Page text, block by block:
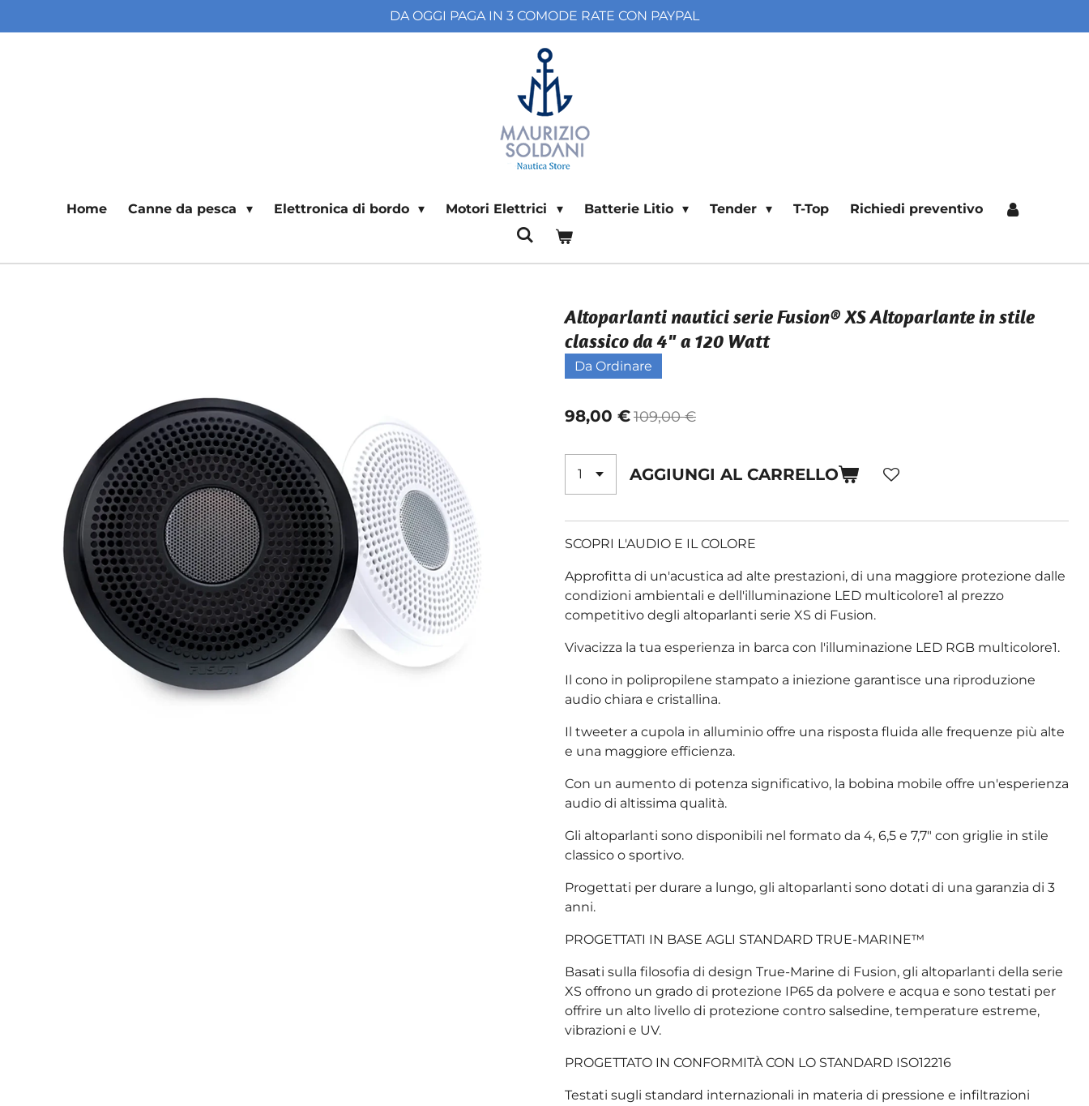
al
DA OGGI PAGA IN 3 COMODE RATE CON PAYPAL
Home Canne da pesca Elettronica di bordo Motori Elettrici Batterie Litio Tender T-Top Richiedi preventivo
Altoparlanti nautici serie Fusion® XS Altoparlante in stile
classico da 4" a 120 Watt
Da Ordinare
98,00 €109,00 €
AGGIUNGI AL CARRELLO
SCOPRI L'AUDIO E IL COLORE
Approfitta di un'acustica ad alte prestazioni, di una maggiore protezione dalle
condizioni ambientali e dell'illuminazione LED multicolore1 al prezzo
competitivo degli altoparlanti serie XS di Fusion.
Vivacizza la tua esperienza in barca con l'illuminazione LED RGB multicolore1.
Il cono in polipropilene stampato a iniezione garantisce una riproduzione
audio chiara e cristallina.
Il tweeter a cupola in alluminio offre una risposta fluida alle frequenze più alte
e una maggiore efficienza.
Con un aumento di potenza significativo, la bobina mobile offre un'esperienza
audio di altissima qualità.
Gli altoparlanti sono disponibili nel formato da 4, 6,5 e 7,7″ con griglie in stile
classico o sportivo.
Progettati per durare a lungo, gli altoparlanti sono dotati di una garanzia di 3
anni.
PROGETTATI IN BASE AGLI STANDARD TRUE-MARINE™
Basati sulla filosofia di design True-Marine di Fusion, gli altoparlanti della serie
XS offrono un grado di protezione IP65 da polvere e acqua e sono testati per
offrire un alto livello di protezione contro salsedine, temperature estreme,
vibrazioni e UV.
PROGETTATO IN CONFORMITÀ CON LO STANDARD ISO12216
Testati sugli standard internazionali in materia di pressione e infiltrazioni